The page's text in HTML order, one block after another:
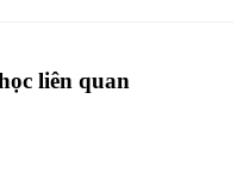
liên quan